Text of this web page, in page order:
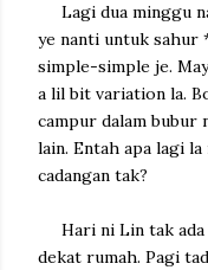
Lagi dua minggu
ye nanti untuk sahur
simple-simple je.
a lil bit variation la.
campur dalam
lain. Entah apa lagi la
cadangan tak?
Hari ni Lin tak ada
dekat rumah. Pagi